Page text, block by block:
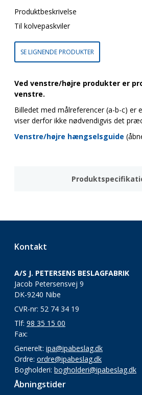
Produktbeskrivelse
Til kolvepaskviler
SE LIGNENDE PRODUKTER
Ved venstre/højre produkter er
venstre.
Billedet med målreferencer (a-b-c) er
viser derfor ikke nødvendigvis det
Venstre/højre hængselsguide
Kontakt
A/S J. PETERSENS BESLAGFABRIK
Jacob Petersensvej 9
DK-9240 Nibe
CVR-nr: 52 74 34 19
Tlf: 98 35 15 00
Fax:
Generelt: ipa@ipabeslag.dk
Ordre: ordre@ipabeslag.dk
Bogholderi: bogholderi@ipabeslag.dk
Åbningstider